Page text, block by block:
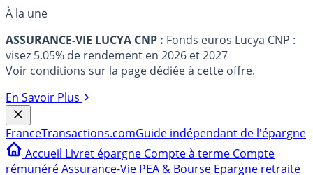
À la une
ASSURANCE-VIE LUCYA CNP : Fonds euros Lucya CNP :
visez 5.05% de rendement en 2026 et 2027
Voir conditions sur la page dédiée à cette offre.
En Savoir Plus
FranceTransactions.comGuide indépendant de l'épargne
Accueil Livret épargne Compte à terme Compte
rémunéréAssurance-Vie PEA & Bourse Epargne retraite